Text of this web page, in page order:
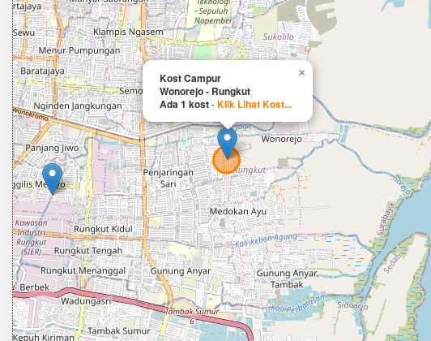
Kost Campur
Wonorejo - Rungkut
Ada 1 kost-Klik Lihat Kost...
×